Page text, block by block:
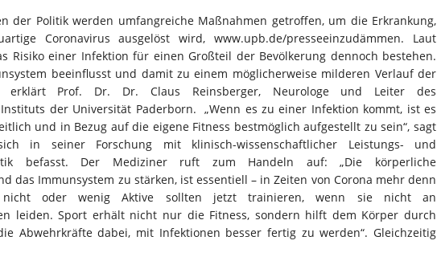
der Politik werden umfangreiche Maßnahmen getroffen, um die Erkrankung,
Coronavirus ausgelöst wird, www.upb.de/presseeinzudämmen. Laut
Risiko einer Infektion für einen Großteil der Bevölkerung dennoch bestehen.
beeinflusst und damit zu einem möglicherweise milderen Verlauf der
erklärt Prof. Dr. Dr. Claus Reinsberger, Neurologe und Leiter des
der Universität Paderborn. „Wenn es zu einer Infektion kommt, ist es
und in Bezug auf die eigene Fitness bestmöglich aufgestellt zu sein“, sagt
in seiner Forschung mit klinisch-wissenschaftlicher Leistungs- und
befasst. Der Mediziner ruft zum Handeln auf: „Die körperliche
das Immunsystem zu stärken, ist essentiell – in Zeiten von Corona mehr denn
oder wenig Aktive sollten jetzt trainieren, wenn sie nicht an
leiden. Sport erhält nicht nur die Fitness, sondern hilft dem Körper durch
Abwehrkräfte dabei, mit Infektionen besser fertig zu werden“. Gleichzeitig